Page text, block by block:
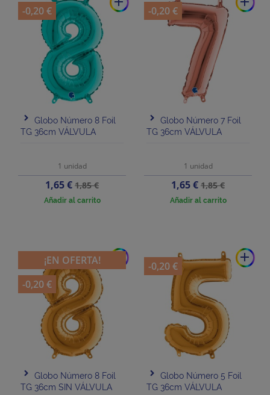
Globo Número 8 Foil
TG 36cm VÁLVULA
1 unidad
Precio
1,65 €Precio
base
1,85 €
Añadir al carrito
-0,20 €
Globo Número 7 Foil
TG 36cm VÁLVULA
1 unidad
Precio
1,65 €Precio
base
1,85 €
Añadir al carrito
-0,20 €
add
Globo Número 8 Foil
TG 36cm SIN VÁLVULA
¡EN OFERTA!
-0,20 €
add
Globo Número 5 Foil
TG 36cm VÁLVULA
-0,20 €